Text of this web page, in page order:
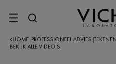
SITE MENU
HOME PROFESSIONEEL ADVIES
BEKIJK ALLE VIDEO'S